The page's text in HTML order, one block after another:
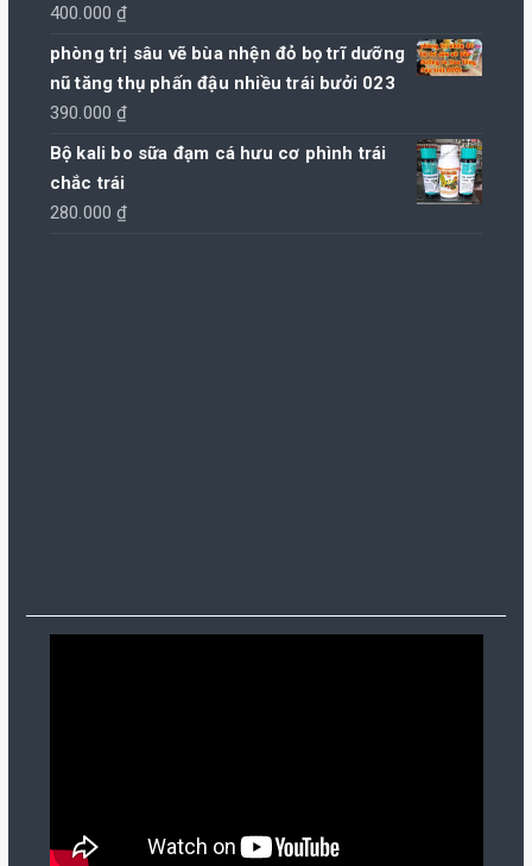
400.000₫
phòng trị sâu vẽ bùa nhện đỏ bọ trĩ dưỡng
nũ tăng thụ phấn đậu nhiều trái bưởi 023
390.000₫
Bộ kali bo sữa đạm cá hưu cơ phình trái
chắc trái
280.000₫